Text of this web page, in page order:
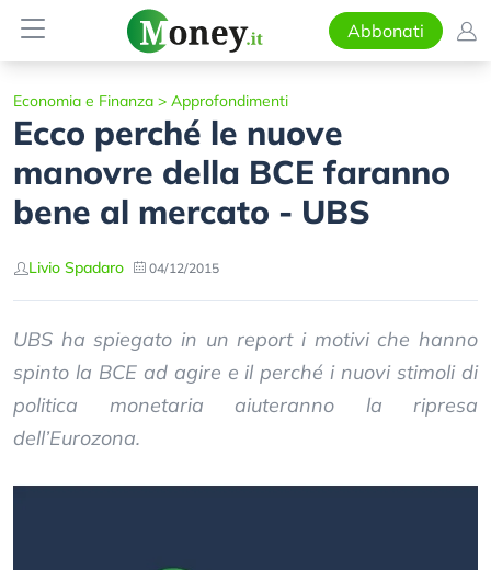
Abbonati
Economia e Finanza > Approfondimenti
Ecco perché le nuove
manovre della BCE faranno
bene al mercato - UBS
Livio Spadaro 04/12/2015
UBS ha spiegato in un report i motivi che hanno
spinto la BCE ad agire e il perché i nuovi stimoli di
politica monetaria aiuteranno la ripresa
dell’Eurozona.